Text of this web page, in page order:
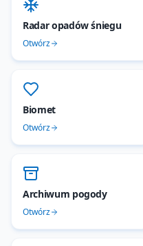
Radar opadów śniegu
Otwórz
Biomet
Otwórz
Archiwum pogody
Otwórz